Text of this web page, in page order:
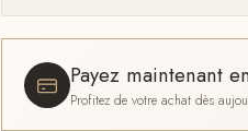
Payez maintenant
Profitez de votre achat dès